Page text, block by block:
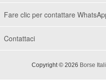
Fare clic per contattare
Contattaci
Copyright © 2026 Borse